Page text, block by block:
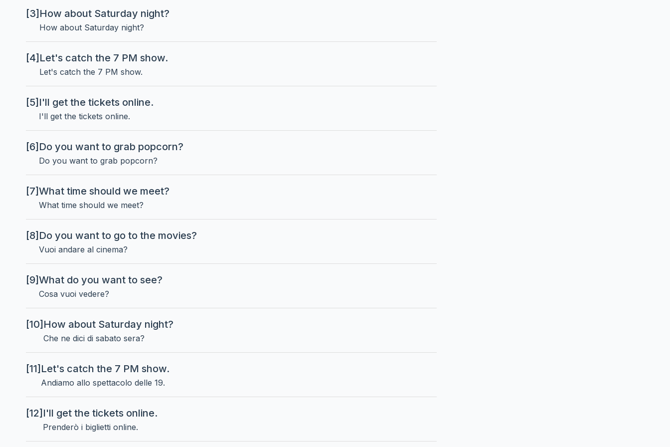
[3] How about Saturday night?
How about Saturday night?
[4] Let's catch the 7 PM show.
Let's catch the 7 PM show.
[5] I'll get the tickets online.
I'll get the tickets online.
[6] Do you want to grab popcorn?
Do you want to grab popcorn?
[7]What time should we meet?
What time should we meet?
[8] Do you want to go to the movies?
Vuoi andare al cinema?
[9]What do you want to see?
Cosa vuoi vedere?
[10] How about Saturday night?
Che ne dici di sabato sera?
[11] Let's catch the 7 PM show.
Andiamo allo spettacolo delle 19.
[12] I'll get the tickets online.
Prenderò i biglietti online.